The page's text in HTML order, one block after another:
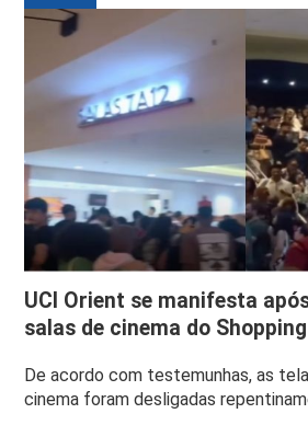
UCI Orient se manifesta
salas de cinema do
De acordo com testemunhas, as
cinema foram desligadas